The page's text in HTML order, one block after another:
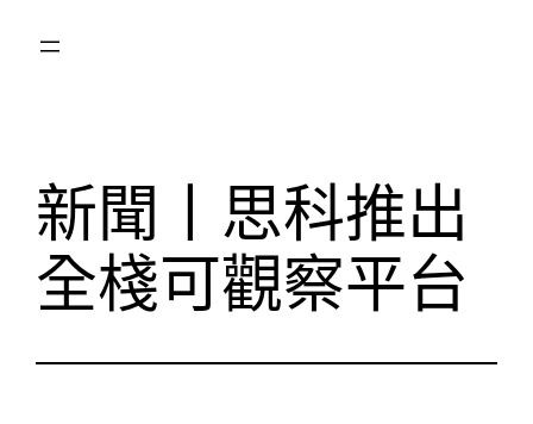
新聞丨思科推出
全棧可觀察平台